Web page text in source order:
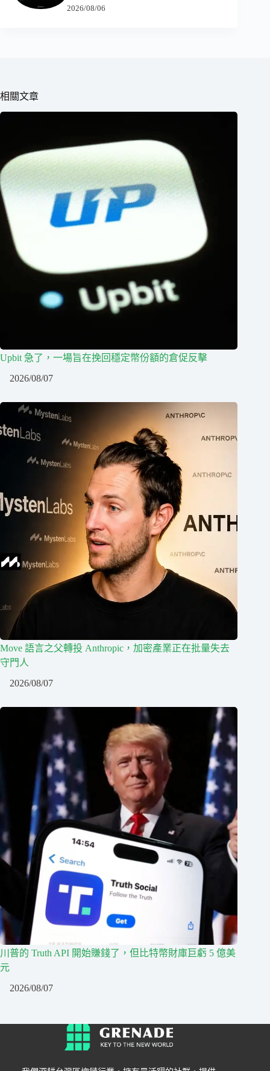
2026/08/06
相關文章
Upbit 急了，一場旨在挽回穩定幣份額的倉促反擊
2026/08/07
Move 語言之父轉投 Anthropic，加密產業正在批量失去
守門人
2026/08/07
川普的 Truth API 開始賺錢了，但比特幣財庫巨虧 5 億美
元
2026/08/07